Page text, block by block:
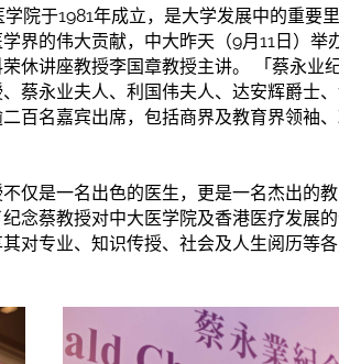
学院于1981年成立，是大学发展中的重要
界的伟大贡献，中大昨天（9月11日）举
休讲座教授李国章教授主讲。 「蔡永业
蔡永业夫人、利国伟夫人、达安辉爵士
百名嘉宾出席，包括商界及教育界领袖
仅是一名出色的医生，更是一名杰出的
念蔡教授对中大医学院及香港医疗发展
对专业、知识传授、社会及人生阅历等各